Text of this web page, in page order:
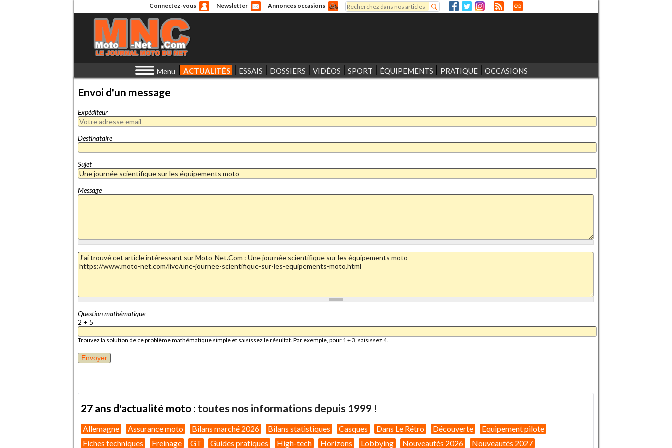
Connectez-vous Newsletter Annonces occasions
Formulaire de recherche
Rechercher
Menu ACTUALITÉS ESSAIS DOSSIERS VIDÉOS SPORT ÉQUIPEMENTS PRATIQUE OCCASIONS
Envoi d'un message
Expéditeur
Destinataire
Sujet
Message
Question mathématique
2 + 5 =
Trouvez la solution de ce problème mathématique simple et saisissez le résultat. Par exemple, pour 1 + 3, saisissez 4.
27 ans d'actualité moto : toutes nos informations depuis 1999 !
Allemagne Assurance moto Bilans marché 2026 Bilans statistiques Casques Dans Le Rétro Découverte
Equipement pilote
Fiches techniques
Freinage GT Guides pratiques High-tech Horizons Lobbying Nouveautés 2026 Nouveautés 2027